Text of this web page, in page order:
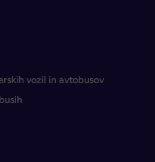
vozil in avtobusov